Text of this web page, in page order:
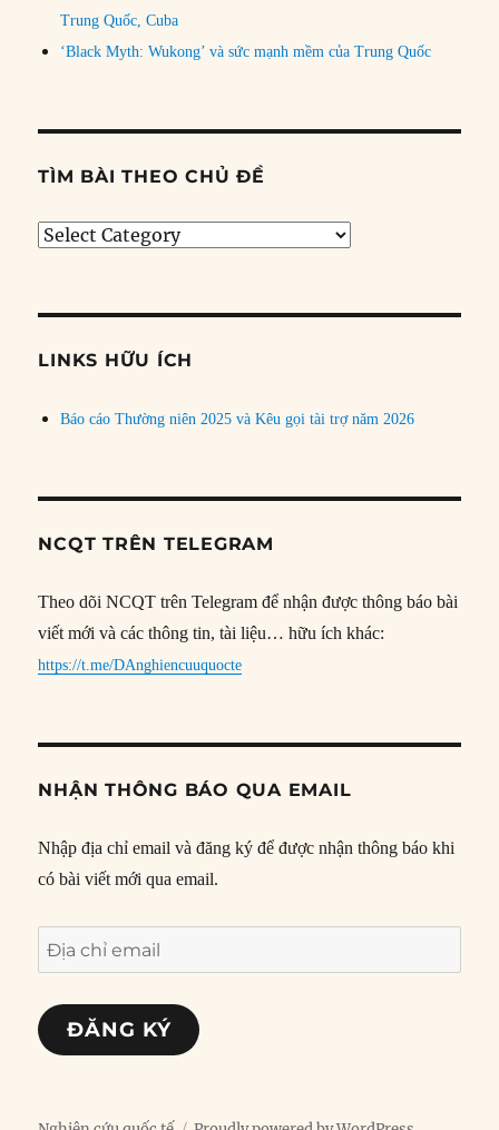
Trung Quốc, Cuba
‘Black Myth: Wukong’ và sức mạnh mềm của Trung Quốc
TÌM BÀI THEO CHỦ ĐỀ
Tìm
đề
LINKS HỮU ÍCH
Báo cáo Thường niên 2025 và Kêu gọi tài trợ năm 2026
NCQT TRÊN TELEGRAM
Theo dõi NCQT trên Telegram để nhận được thông báo bài
viết mới và các thông tin, tài liệu… hữu ích khác:
https://t.me/DAnghiencuuquocte
NHẬN THÔNG BÁO QUA EMAIL
Nhập địa chỉ email và đăng ký để được nhận thông báo khi
có bài viết mới qua email.
Địa
chỉ
email
ĐĂNG KÝ